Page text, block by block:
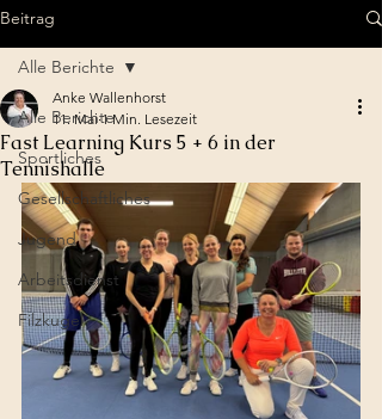
Beitrag
Alle Berichte
Sportliches
Gesellschaftliches
Jugend
Arbeitsdienst
Filzkugel
Alle Berichte
Fast Learning Kurs 5 + 6 in der
Tennishalle
Anke Wallenhorst
11. Mai 1 Min. Lesezeit